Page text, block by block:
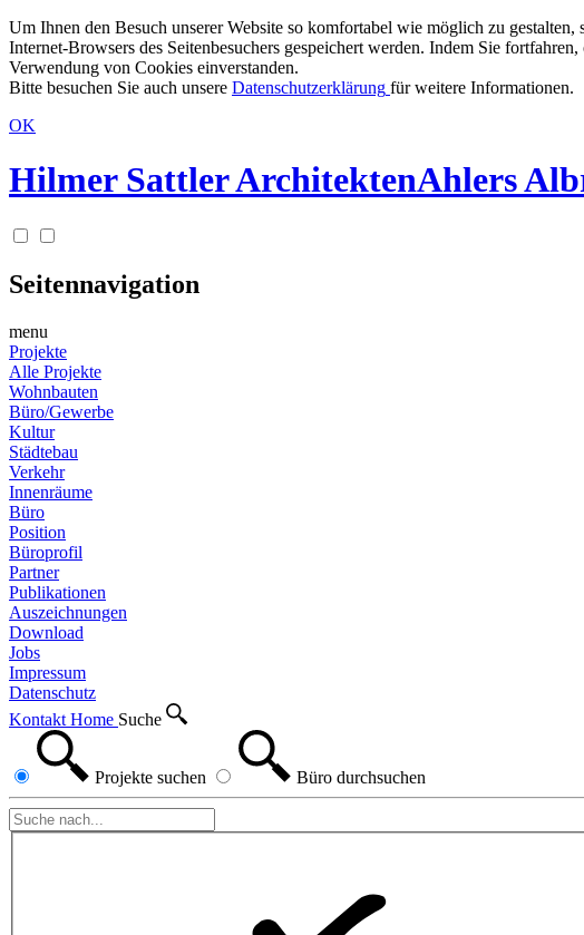
Um Ihnen den Besuch unserer Website so komfortabel wie möglich zu
Internet-Browsers des Seitenbesuchers gespeichert werden. Indem Sie
Verwendung von Cookies einverstanden.
Bitte besuchen Sie auch unsere Datenschutzerklärung für weitere Informationen.
OK
Hilmer Sattler ArchitektenAhlers
Seitennavigation
menu
Projekte
Alle Projekte
Wohnbauten
Büro/Gewerbe
Kultur
Städtebau
Verkehr
Innenräume
Büro
Position
Büroprofil
Partner
Publikationen
Auszeichnungen
Download
Jobs
Impressum
Datenschutz
Kontakt Home Suche
Projekte suchen Büro durchsuchen